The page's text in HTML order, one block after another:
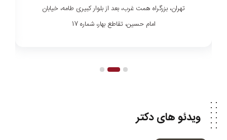
تهران، بزرگراه همت غرب، بعد از بلوار کبیری طامه، خیابان
امام حسین، تقاطع بهار، شماره 17
ویدئو های دکتر